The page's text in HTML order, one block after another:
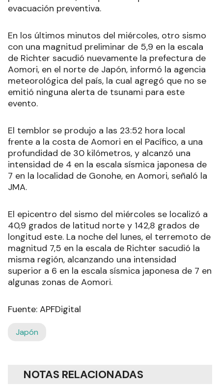
evacuación preventiva.
En los últimos minutos del miércoles, otro sismo
con una magnitud preliminar de 5,9 en la escala
de Richter sacudió nuevamente la prefectura de
Aomori, en el norte de Japón, informó la agencia
meteorológica del país, la cual agregó que no se
emitió ninguna alerta de tsunami para este
evento.
El temblor se produjo a las 23:52 hora local
frente a la costa de Aomori en el Pacífico, a una
profundidad de 30 kilómetros, y alcanzó una
intensidad de 4 en la escala sísmica japonesa de
7 en la localidad de Gonohe, en Aomori, señaló la
JMA.
El epicentro del sismo del miércoles se localizó a
40,9 grados de latitud norte y 142,8 grados de
longitud este. La noche del lunes, el terremoto de
magnitud 7,5 en la escala de Richter sacudió la
misma región, alcanzando una intensidad
superior a 6 en la escala sísmica japonesa de 7 en
algunas zonas de Aomori.
Fuente: APFDigital
Japón
NOTAS RELACIONADAS